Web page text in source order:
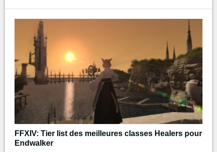
FFXIV: Tier list des meilleures classes Healers pour
Endwalker